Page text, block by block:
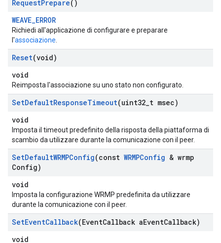
RequestPrepare()
WEAVE_ERROR
Richiedi all'applicazione di configurare e preparare
l'associazione
Reset(void)
void
Reimposta l'associazione su uno stato non configurato.
SetDefaultResponseTimeout(uint32 t msec)
void
Imposta il timeout predefinito della risposta della piattaforma di
scambio da utilizzare durante la comunicazione con il peer.
SetDefaultWRMPConfig(const WRMPConfig & wrmp
Config)
void
Imposta la configurazione WRMP predefinita da utilizzare
durante la comunicazione con il peer.
SetEventCallback(EventCallback aEventCallback)
void